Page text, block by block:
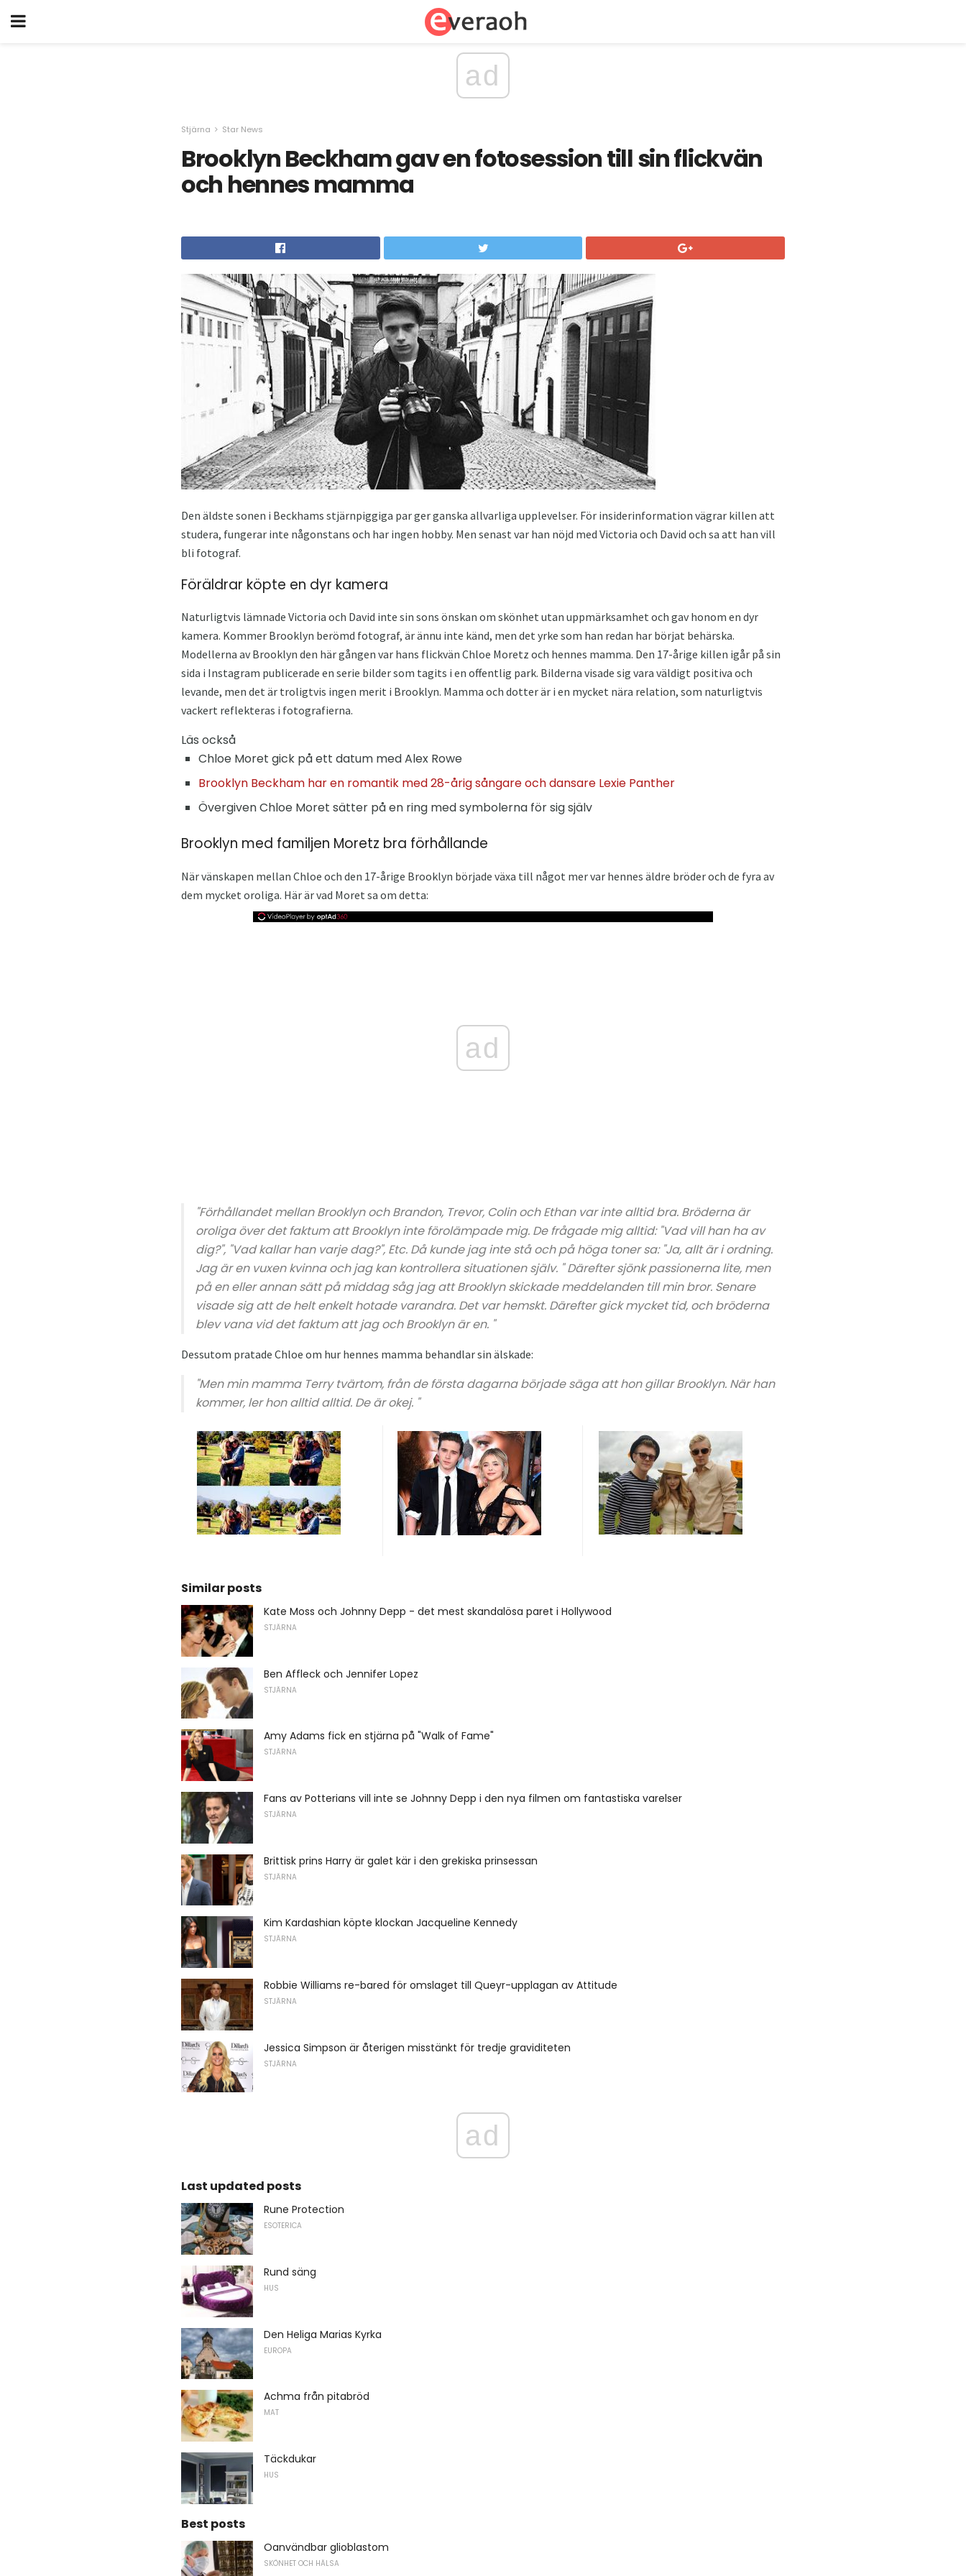
ad
Stjärna Star News
Brooklyn Beckham gav en fotosession till sin flickvän
och hennes mamma
Den äldste sonen i Beckhams stjärnpiggiga par ger ganska allvarliga upplevelser. För insiderinformation vägrar killen att
studera, fungerar inte någonstans och har ingen hobby. Men senast var han nöjd med Victoria och David och sa att han vill
bli fotograf.
Föräldrar köpte en dyr kamera
Naturligtvis lämnade Victoria och David inte sin sons önskan om skönhet utan uppmärksamhet och gav honom en dyr
kamera. Kommer Brooklyn berömd fotograf, är ännu inte känd, men det yrke som han redan har börjat behärska.
Modellerna av Brooklyn den här gången var hans flickvän Chloe Moretz och hennes mamma. Den 17-årige killen igår på sin
sida i Instagram publicerade en serie bilder som tagits i en offentlig park. Bilderna visade sig vara väldigt positiva och
levande, men det är troligtvis ingen merit i Brooklyn. Mamma och dotter är i en mycket nära relation, som naturligtvis
vackert reflekteras i fotografierna.
Läs också
Chloe Moret gick på ett datum med Alex Rowe
Brooklyn Beckham har en romantik med 28-årig sångare och dansare Lexie Panther
Övergiven Chloe Moret sätter på en ring med symbolerna för sig själv
Brooklyn med familjen Moretz bra förhållande
När vänskapen mellan Chloe och den 17-årige Brooklyn började växa till något mer var hennes äldre bröder och de fyra av
dem mycket oroliga. Här är vad Moret sa om detta:
ad
"Förhållandet mellan Brooklyn och Brandon, Trevor, Colin och Ethan var inte alltid bra. Bröderna är
oroliga över det faktum att Brooklyn inte förolämpade mig. De frågade mig alltid: "Vad vill han ha av
dig?", "Vad kallar han varje dag?", Etc. Då kunde jag inte stå och på höga toner sa: "Ja, allt är i ordning.
Jag är en vuxen kvinna och jag kan kontrollera situationen själv. " Därefter sjönk passionerna lite, men
på en eller annan sätt på middag såg jag att Brooklyn skickade meddelanden till min bror. Senare
visade sig att de helt enkelt hotade varandra. Det var hemskt. Därefter gick mycket tid, och bröderna
blev vana vid det faktum att jag och Brooklyn är en. "
Dessutom pratade Chloe om hur hennes mamma behandlar sin älskade:
"Men min mamma Terry tvärtom, från de första dagarna började säga att hon gillar Brooklyn. När han
kommer, ler hon alltid alltid. De är okej. "
Similar posts
Kate Moss och Johnny Depp - det mest skandalösa paret i Hollywood
STJÄRNA
Ben Affleck och Jennifer Lopez
STJÄRNA
Amy Adams fick en stjärna på "Walk of Fame"
STJÄRNA
Fans av Potterians vill inte se Johnny Depp i den nya filmen om fantastiska varelser
STJÄRNA
Brittisk prins Harry är galet kär i den grekiska prinsessan
STJÄRNA
Kim Kardashian köpte klockan Jacqueline Kennedy
STJÄRNA
Robbie Williams re-bared för omslaget till Queyr-upplagan av Attitude
STJÄRNA
Jessica Simpson är återigen misstänkt för tredje graviditeten
STJÄRNA
ad
Last updated posts
Rune Protection
ESOTERICA
Rund säng
HUS
Den Heliga Marias Kyrka
EUROPA
Achma från pitabröd
MAT
Täckdukar
HUS
Best posts
Oanvändbar glioblastom
SKÖNHET OCH HÄLSA